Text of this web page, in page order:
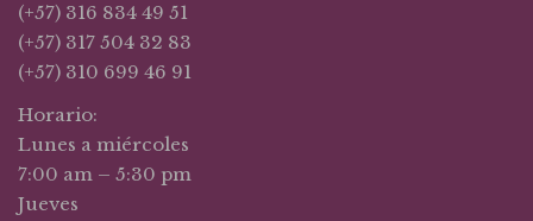
(+57) 316 834 49 51
(+57) 317 504 32 83
(+57) 310 699 46 91
Horario:
Lunes a miércoles
7:00 am – 5:30 pm
Jueves